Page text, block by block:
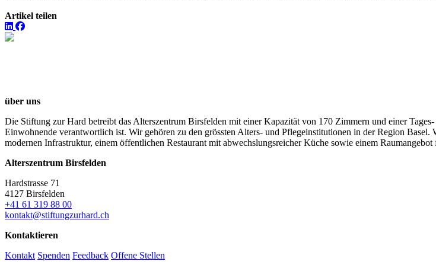
Artikel teilen
über uns
Die Stiftung zur Hard betreibt das Alterszentrum Birsfelden mit einer Kapazität von 170 Zimmern und einer
Einwohnende verantwortlich ist. Wir gehören zu den grössten Alters- und Pflegeinstitutionen in der Region
modernen Infrastruktur, einem öffentlichen Restaurant mit abwechslungsreicher Küche sowie einem
Alterszentrum Birsfelden
Hardstrasse 71
4127 Birsfelden
+41 61 319 88 00
kontakt@stiftungzurhard.ch
Kontaktieren
Kontakt Spenden Feedback Offene Stellen